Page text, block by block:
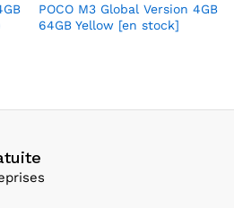
POCO M3 Global Version 4GB
64GB Yellow [en stock]